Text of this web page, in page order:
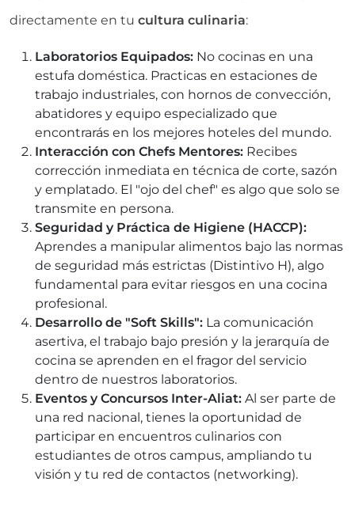
directamente en tu cultura culinaria:
Laboratorios Equipados: No cocinas en una
estufa doméstica. Practicas en estaciones de
trabajo industriales, con hornos de convección,
abatidores y equipo especializado que
encontrarás en los mejores hoteles del mundo.
Interacción con Chefs Mentores: Recibes
corrección inmediata en técnica de corte, sazón
y emplatado. El "ojo del chef" es algo que solo se
transmite en persona.
Seguridad y Práctica de Higiene (HACCP):
Aprendes a manipular alimentos bajo las normas
de seguridad más estrictas (Distintivo H), algo
fundamental para evitar riesgos en una cocina
profesional.
Desarrollo de "Soft Skills": La comunicación
asertiva, el trabajo bajo presión y la jerarquía de
cocina se aprenden en el fragor del servicio
dentro de nuestros laboratorios.
Eventos y Concursos Inter-Aliat: Al ser parte de
una red nacional, tienes la oportunidad de
participar en encuentros culinarios con
estudiantes de otros campus, ampliando tu
visión y tu red de contactos (networking).